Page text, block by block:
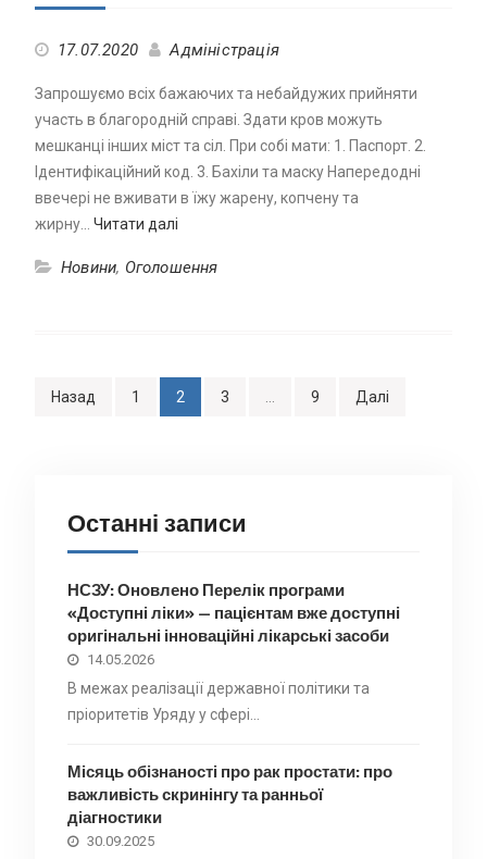
17.07.2020 Адміністрація
Запрошуємо всіх бажаючих та небайдужих прийняти
участь в благородній справі. Здати кров можуть
мешканці інших міст та сіл. При собі мати: 1. Паспорт. 2.
Ідентифікаційний код. 3. Бахіли та маску Напередодні
ввечері не вживати в їжу жарену, копчену та
жирну… Читати далі
Новини, Оголошення
Пагінація
Назад 1 2 3 9 Далі
Останні записи
НСЗУ: Оновлено Перелік програми
«Доступні ліки» — пацієнтам вже доступні
оригінальні інноваційні лікарські засоби
14.05.2026
В межах реалізації державної політики та
пріоритетів Уряду у сфері…
Місяць обізнаності про рак простати: про
важливість скринінгу та ранньої
діагностики
30.09.2025